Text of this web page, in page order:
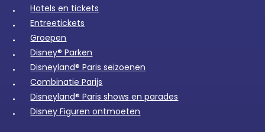
Hotels en tickets
Entreetickets
Groepen
Disney® Parken
Disneyland® Paris seizoenen
Combinatie Parijs
Disneyland® Paris shows en parades
Disney Figuren ontmoeten